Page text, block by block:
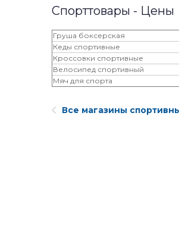
Спорттовары - Цены
Груша боксерская
Кеды спортивные
Кроссовки спортивные
Велосипед спортивный
Мяч для спорта
Все магазины